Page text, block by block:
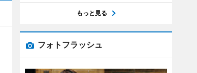
もっと見る
フォトフラッシュ